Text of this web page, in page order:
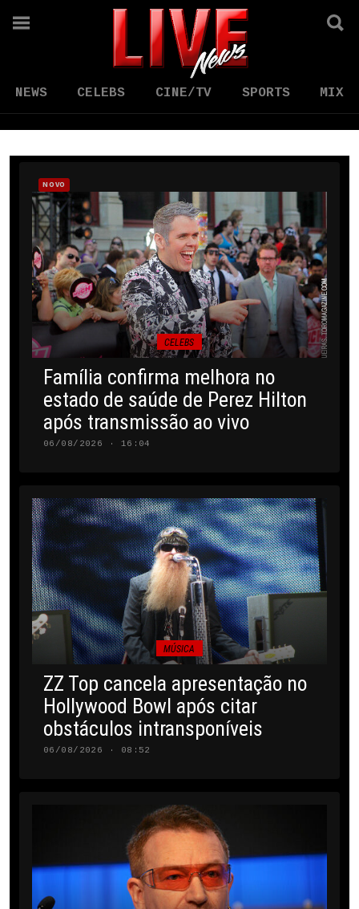
NEWS CELEBS CINE/TV SPORTS MIX
NOVO
CELEBS
Família confirma melhora no
estado de saúde de Perez Hilton
após transmissão ao vivo
06/08/2026 · 16:04
MÚSICA
ZZ Top cancela apresentação no
Hollywood Bowl após citar
obstáculos intransponíveis
06/08/2026 · 08:52